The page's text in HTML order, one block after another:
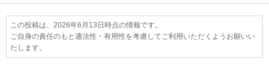
この投稿は、2026年6月13日時点の情報です。
ご自身の責任のもと適法性・有用性を考慮してご利用いただくようお願いい
たします。